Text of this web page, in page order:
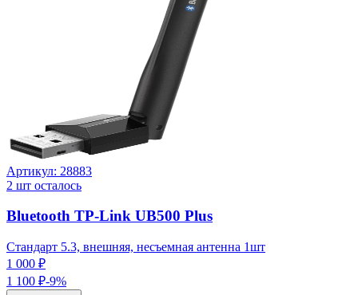
Артикул: 28883
2 шт осталось
Bluetooth TP-Link UB500 Plus
Стандарт 5.3, внешняя, несъемная антенна 1шт
1 000 ₽
1 100 ₽-9%